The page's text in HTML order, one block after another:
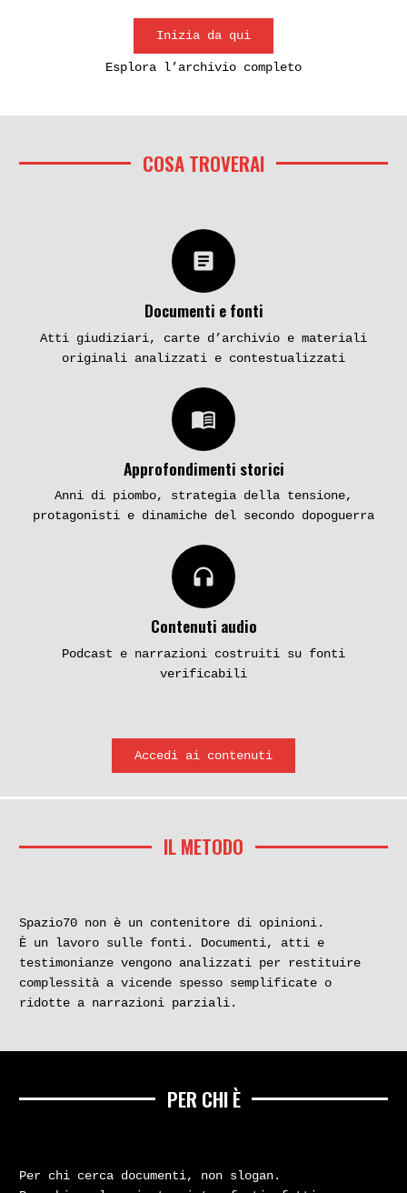
Inizia da qui
Esplora l’archivio completo
COSA TROVERAI
article
Documenti e fonti
Atti giudiziari, carte d’archivio e materiali
originali analizzati e contestualizzati
menu_book
Approfondimenti storici
Anni di piombo, strategia della tensione,
protagonisti e dinamiche del secondo dopoguerra
headphones
Contenuti audio
Podcast e narrazioni costruiti su fonti
verificabili
Accedi ai contenuti
IL METODO
Spazio70 non è un contenitore di opinioni.
È un lavoro sulle fonti. Documenti, atti e
testimonianze vengono analizzati per restituire
complessità a vicende spesso semplificate o
ridotte a narrazioni parziali.
PER CHI È
Per chi cerca documenti, non slogan.